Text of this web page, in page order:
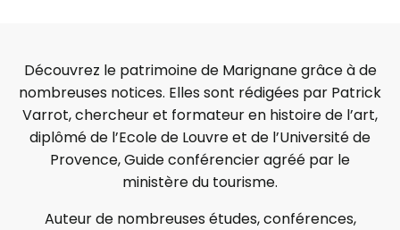
Découvrez le patrimoine de Marignane grâce à de
nombreuses notices. Elles sont rédigées par Patrick
Varrot, chercheur et formateur en histoire de l’art,
diplômé de l’Ecole de Louvre et de l’Université de
Provence, Guide conférencier agréé par le
ministère du tourisme.
Auteur de nombreuses études, conférences,